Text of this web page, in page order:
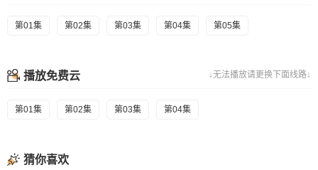
第01集 第02集 第03集 第04集 第05集
↓无法播放请更换下面线路↓
播放免费云
第01集 第02集 第03集 第04集
猜你喜欢